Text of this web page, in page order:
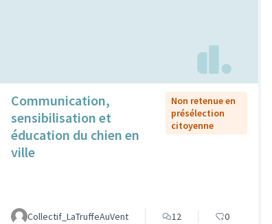
Communication,
sensibilisation et
éducation du chien en
ville
Non retenue en
présélection
citoyenne
Collectif_LaTruffeAuVent 12 0